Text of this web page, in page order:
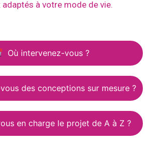
à votre mode de vie.
Où intervenez-vous ?
des conceptions sur mesure ?
en charge le projet de A à Z ?